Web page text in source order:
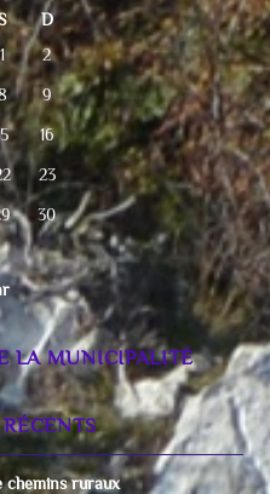
D
1
2
9
16
23
30
LA MUNICIPALITÉ
chemins ruraux